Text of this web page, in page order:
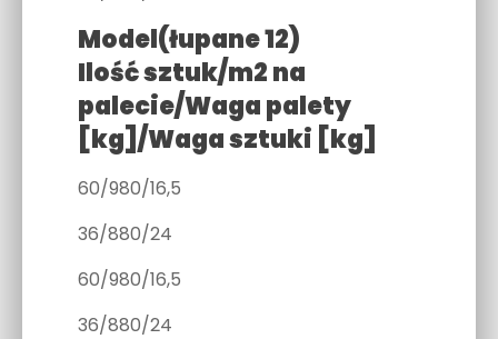
Model(łupane 12)
Ilość sztuk/m2 na
palecie/Waga palety
[kg]/Waga sztuki [kg]
60/980/16,5
36/880/24
60/980/16,5
36/880/24